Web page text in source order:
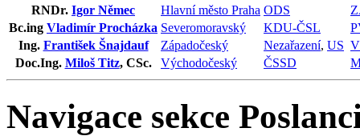
RNDr. Igor Němec Hlavní město Praha ODS
Bc.ing Vladimír Procházka Severomoravský KDU-ČSL
Ing. František Šnajdauf Západočeský Nezařazení, US
Doc.Ing. Miloš Titz, CSc. Východočeský ČSSD
Navigace sekce